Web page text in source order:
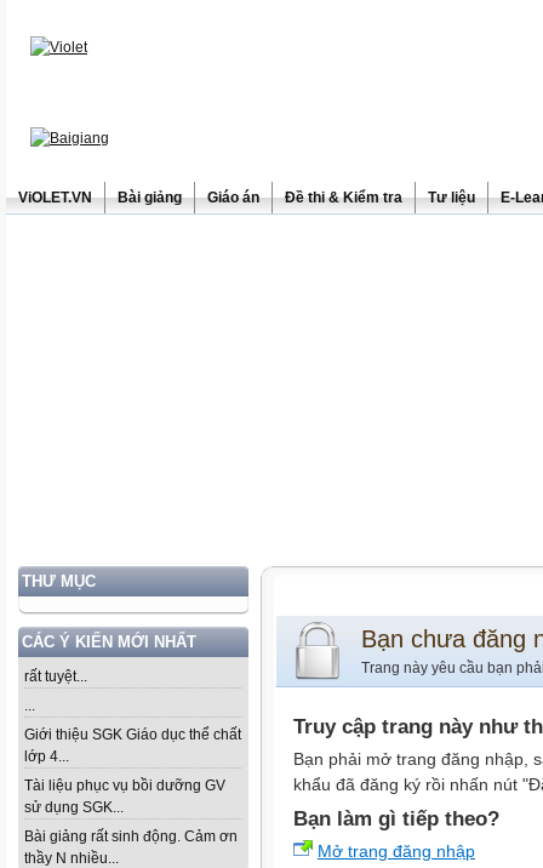
ViOLET.VN Bài giảng Giáo án Đề thi & Kiểm tra Tư liệu E-
THƯ MỤC
CÁC Ý KIẾN MỚI NHẤT
rất tuyệt...
...
Giới thiệu SGK Giáo dục thể chất
lớp 4...
Tài liệu phục vụ bồi dưỡng GV
sử dụng SGK...
Bài giảng rất sinh động. Cảm ơn
thầy N nhiều...
Bạn chưa đăng
Trang này yêu cầu bạn
Truy cập trang này như
Bạn phải mở trang đăng nhập,
khẩu đã đăng ký rồi nhấn nút
Bạn làm gì tiếp theo?
Mở trang đăng nhập